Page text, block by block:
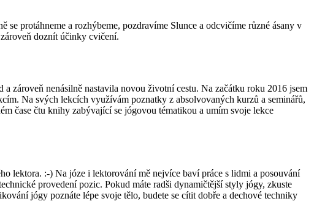
se protáhneme a rozhýbeme, pozdravíme Slunce a odcvičíme různé ásany v
doznít účinky cvičení.
zároveň nenásilně nastavila novou životní cestu. Na začátku roku 2016 jsem
Na svých lekcích využívám poznatky z absolvovaných kurzů a seminářů,
čase čtu knihy zabývající se jógovou tématikou a umím svoje lekce
lektora. :-) Na józe i lektorování mě nejvíce baví práce s lidmi a posouvání
provedení pozic. Pokud máte radši dynamičtější styly jógy, zkuste
jógy poznáte lépe svoje tělo, budete se cítit dobře a dechové techniky